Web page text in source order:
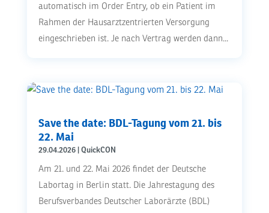
automatisch im Order Entry, ob ein Patient im
Rahmen der Hausarztzentrierten Versorgung
eingeschrieben ist. Je nach Vertrag werden dann...
Save the date: BDL-Tagung vom 21. bis
22. Mai
29.04.2026| QuickCON
Am 21. und 22. Mai 2026 findet der Deutsche
Labortag in Berlin statt. Die Jahrestagung des
Berufsverbandes Deutscher Laborärzte (BDL)